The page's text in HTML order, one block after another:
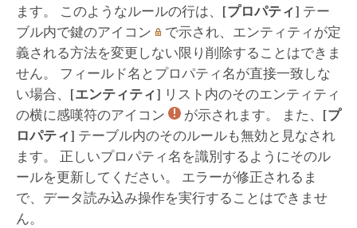
ます。 このようなルールの行は、 [プロパティ] テー
ブル内で鍵のアイコン
で示され、エンティティが定
義される方法を変更しない限り削除することはできま
せん。 フィールド名とプロパティ名が直接一致しな
い場合、 [エンティティ] リスト内のそのエンティティ
の横に感嘆符のアイコン
が示されます。 また、 [プ
ロパティ] テーブル内のそのルールも無効と見なされ
ます。 正しいプロパティ名を識別するようにそのル
ールを更新してください。 エラーが修正されるま
で、データ読み込み操作を実行することはできませ
ん。